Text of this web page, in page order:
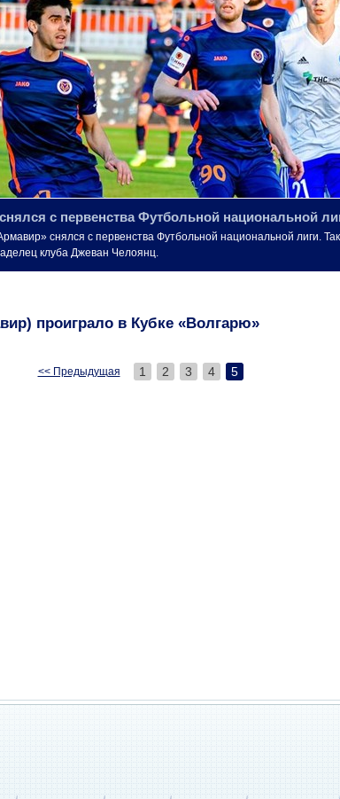
с первенства Футбольной национальной
снялся с первенства Футбольной национальной лиги.
клуба Джеван Челоянц.
проиграло в Кубке «Волгарю»
<< Предыдущая 1 2 3 4 5